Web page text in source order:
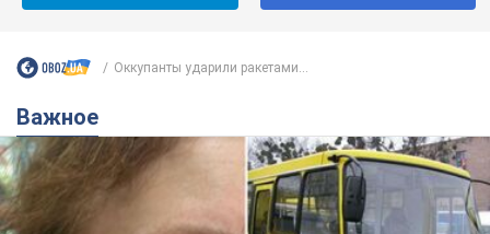
Оккупанты ударили ракетами...
Важное